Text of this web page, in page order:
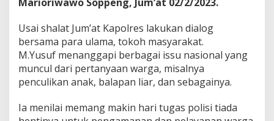
j
d
B
a
i
t
u
r
Usai shalat Jum’at Kapolres lakukan dialog
bersama para ulama, tokoh masyarakat.
M.Yusuf menanggapi berbagai issu nasional yang
muncul dari pertanyaan warga, misalnya
penculikan anak, balapan liar, dan sebagainya.
Ia menilai memang makin hari tugas polisi tiada